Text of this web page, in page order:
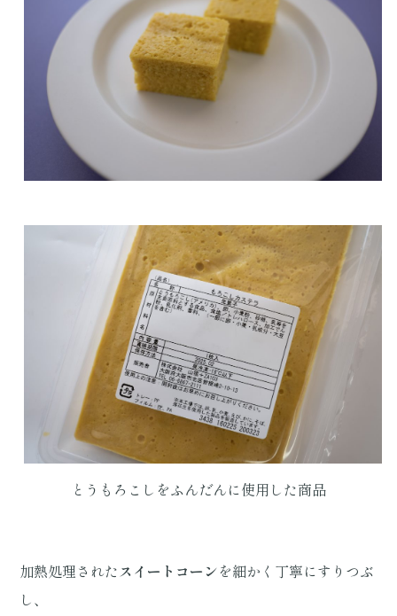
とうもろこしをふんだんに使用した商品
加熱処理されたスイートコーンを細かく丁寧にすりつぶ
し、